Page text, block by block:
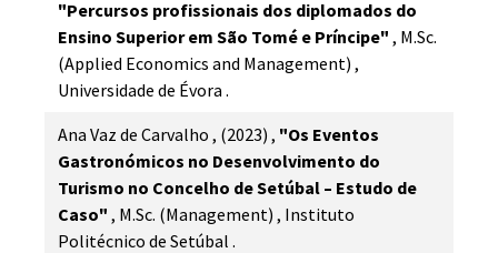
"Percursos profissionais dos diplomados do
Ensino Superior em São Tomé e Príncipe" , M.Sc.
(Applied Economics and Management) ,
Universidade de Évora .
Ana Vaz de Carvalho , (2023) , "Os Eventos
Gastronómicos no Desenvolvimento do
Turismo no Concelho de Setúbal – Estudo de
Caso" , M.Sc. (Management) , Instituto
Politécnico de Setúbal .